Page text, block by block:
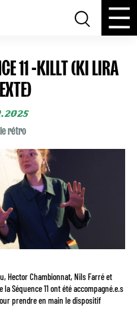
11 -KILLT (KI LIRA
rétro
Hector Chambionnat, Nils Farré et
Séquence 11 ont été accompagné.e.s
prendre en main le dispositif